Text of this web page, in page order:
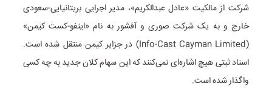
شرکت از مالکیت «عادل عبدالکریم»، مدیر اجرایی بریتانیایی-سعودی
خارج و به یک شرکت صوری و آفشور به نام «اینفو-کست کیمن»
(Info-Cast Cayman Limited) در جزایر کیمن منتقل شده است.
اسناد ثبتی هیچ اشاره‌ای نمی‌کنند که این سهام کلان جدید به چه کسی
واگذار شده است.